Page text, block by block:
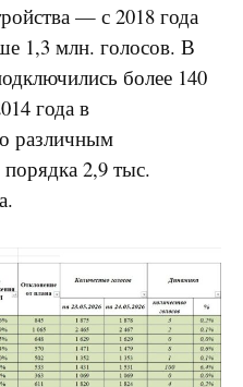
— с 2018 года
1,3 млн. голосов. В
более 140
года в
различным
2,9 тыс.